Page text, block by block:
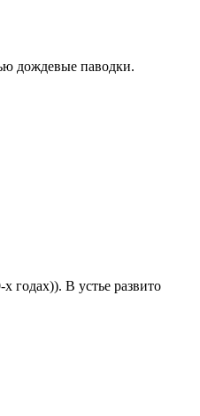
дождевые паводки.
годах)). В устье развито